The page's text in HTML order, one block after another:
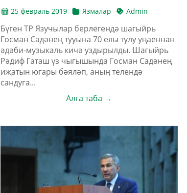
25 февраль 2019 Язмалар Admin
Бүген ТР Язучылар берлегендә шагыйрь
Госман Садәнең тууына 70 елы тулу уңаеннан
әдәби-музыкаль кичә уздырылды. Шагыйрь
Рәдиф Гаташ үз чыгышында Госман Садәнең
иҗатын югары бәяләп, аның телендә
сандуга...
Алга таба →